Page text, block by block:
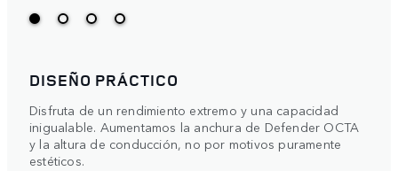
DISEÑO PRÁCTICO
Disfruta de un rendimiento extremo y una capacidad
inigualable. Aumentamos la anchura de Defender OCTA
y la altura de conducción, no por motivos puramente
estéticos.